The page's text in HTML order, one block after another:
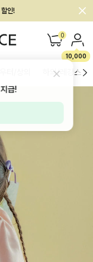
0
10,000
하의/레깅스
급!